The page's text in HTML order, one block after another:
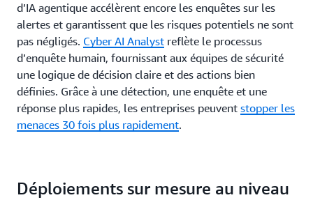
d’IA agentique accélèrent encore les enquêtes sur les
alertes et garantissent que les risques potentiels ne sont
pas négligés. Cyber AI Analyst reflète le processus
d’enquête humain, fournissant aux équipes de sécurité
une logique de décision claire et des actions bien
définies. Grâce à une détection, une enquête et une
réponse plus rapides, les entreprises peuvent stopper les
menaces 30 fois plus rapidement.
Déploiements sur mesure au niveau